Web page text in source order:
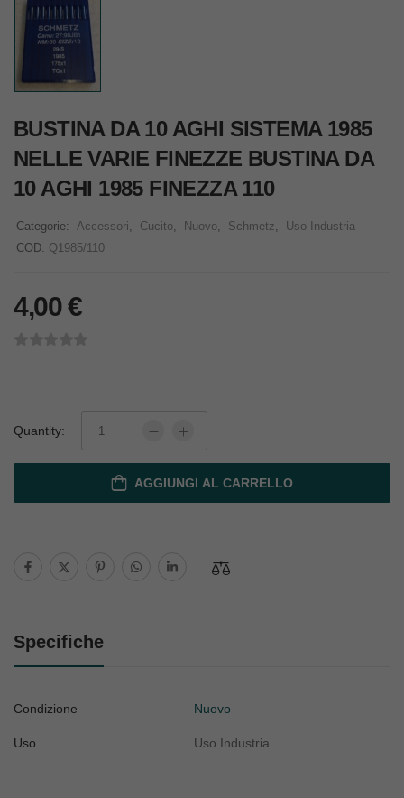
BUSTINA DA 10 AGHI SISTEMA 1985
NELLE VARIE FINEZZE BUSTINA DA
10 AGHI 1985 FINEZZA 110
Categorie: Accessori, Cucito, Nuovo, Schmetz,
Uso Industria
COD: Q1985/110
4,00€
Quantity:
AGGIUNGI AL CARRELLO
Specifiche
Condizione Nuovo
Uso Uso Industria